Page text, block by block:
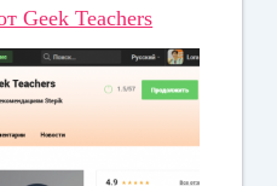
Geek Teachers